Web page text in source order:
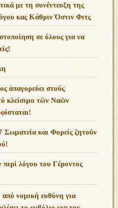
με τη συνέντευξη της
κας Κάθριν Όστιν Φιτς
σε όλους για να
ἀπαγορεύει στούς
κλείσιμο τῶν Ναῶν
Σωματεία και Φορείς ζητούν
λόγου του Γέροντος
νομική ευθύνη για